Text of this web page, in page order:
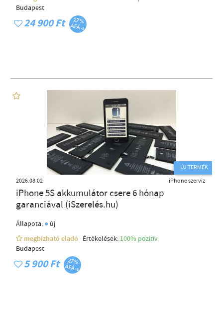
Budapest
24 900 Ft
ÚJ TERMÉK
2026.08.02
iPhone szerviz
iPhone 5S akkumulátor csere 6 hónap
garanciával (iSzerelés.hu)
Állapota: ● új
megbízható eladó
Értékelések: 100% pozítiv
Budapest
5 900 Ft